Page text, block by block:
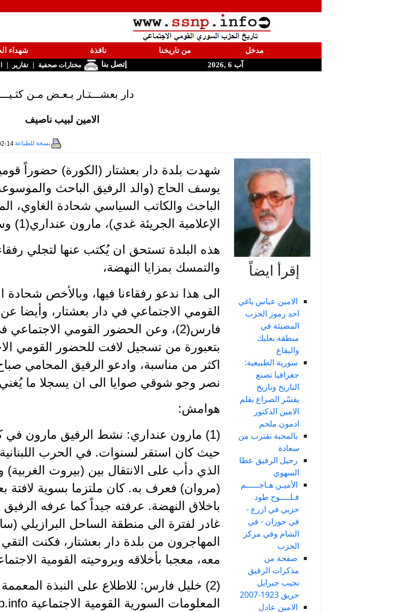
مدخل من تاريخنا نافذة شهداء
آب 6 ,2026
إتصل بنا مختارات صحفية | تقارير |
دار بعشـــتـار بـعـض مـن
الامين لبيب ناصيف
نسخة للطباعة14
إقرأ ايضاً
الامين عباس ياغي
احد رموز الحزب
المضيئة في
منطقة بعلبك
والبقاع
سورية الطبيعية:
جغرافيا تصنع
التاريخ وتاريخ
يفسّر الصراع بقلم
الامين الدكتور
ادمون ملحم
بالمحبة نقترب من
سعادة
رحيل الرفيق عطا
السهوي
الأميـن هـاجـــــم
فـلــــوح طود
حزبي في ازرع -
في حوران - في
الشام وفي مركز
الحزب
صفحة من
مذكرات الرفيق
نجيب جبرايل
حريق 1923-2007
الامين عادل
شهدت بلدة دار بعشتار (الكورة) حضوراً قومياً
يوسف الحاج (والد الرفيق الباحث
الباحث والكاتب السياسي شحادة الغاوي،
الإعلامية الجريئة غدي)، مارون عنداري(1) وسليمان عنداري.
هذه البلدة تستحق ان يُكتب عنها لتجلي
والتمسك بمزايا النهضة،
الى هذا ندعو رفقاءنا فيها، وبالأخص
القومي الاجتماعي في دار بعشتار، وأيضا
فارس(2)، وعن الحضور القومي
بتعبورة من تسجيل لافت للحضور القومي
اكثر من مناسبة، وادعو الرفيق المحامي
نصر وجو شوقي صوايا الى ان يسجلا ما يُغني
هوامش:
(1) مارون عنداري: نشط الرفيق مارون في
حيث كان استقر لسنوات. في الحرب
الذي دأب على الانتقال بين (بيروت
(مروان) فعرف به. كان ملتزما بسوية لافتة
باخلاق النهضة. عرفته جيداً كما عرفه
غادر لفترة الى منطقة الساحل البرازيلي
المهاجرون من بلدة دار بعشتار، فكنت
معه، معجبا بأخلاقه وبروحيته القومية
(2) خليل فارس: للاطلاع على النبذة
المعلومات السورية القومية الاجتماعية ssnp.info.